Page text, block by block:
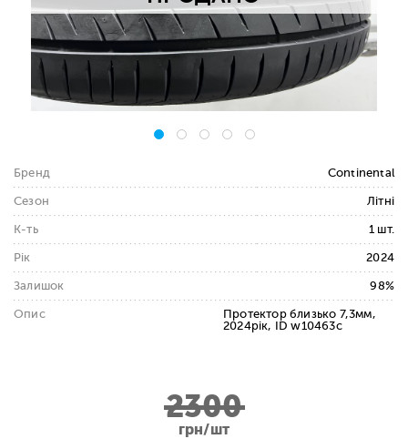
Бренд Continental
Сезон Літні
К-ть 1 шт.
Рік 2024
Залишок 98%
Опис
Протектор близько 7,3мм,
2024рік, ID w10463c
2300
грн/шт